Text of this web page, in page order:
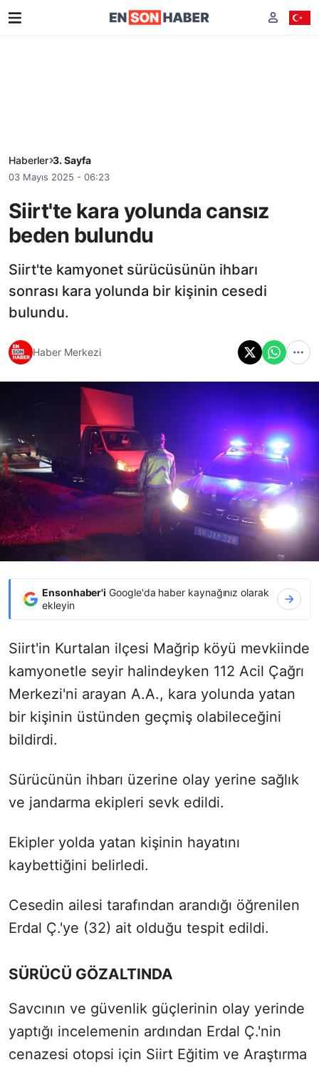
Haberler 3. Sayfa
03 Mayıs 2025 - 06:23
Siirt'te kara yolunda cansız
beden bulundu
Siirt'te kamyonet sürücüsünün ihbarı
sonrası kara yolunda bir kişinin cesedi
bulundu.
Haber Merkezi
Ensonhaber'i Google'da haber kaynağınız olarak
ekleyin
Siirt'in Kurtalan ilçesi Mağrip köyü mevkiinde
kamyonetle seyir halindeyken 112 Acil Çağrı
Merkezi'ni arayan A.A., kara yolunda yatan
bir kişinin üstünden geçmiş olabileceğini
bildirdi.
Sürücünün ihbarı üzerine olay yerine sağlık
ve jandarma ekipleri sevk edildi.
Ekipler yolda yatan kişinin hayatını
kaybettiğini belirledi.
Cesedin ailesi tarafından arandığı öğrenilen
Erdal Ç.'ye (32) ait olduğu tespit edildi.
SÜRÜCÜ GÖZALTINDA
Savcının ve güvenlik güçlerinin olay yerinde
yaptığı incelemenin ardından Erdal Ç.'nin
cenazesi otopsi için Siirt Eğitim ve Araştırma